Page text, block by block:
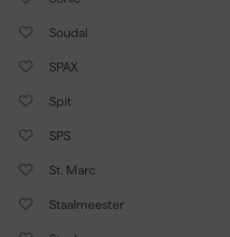
Soudal
SPAX
Spit
SPS
St. Marc
Staalmeester